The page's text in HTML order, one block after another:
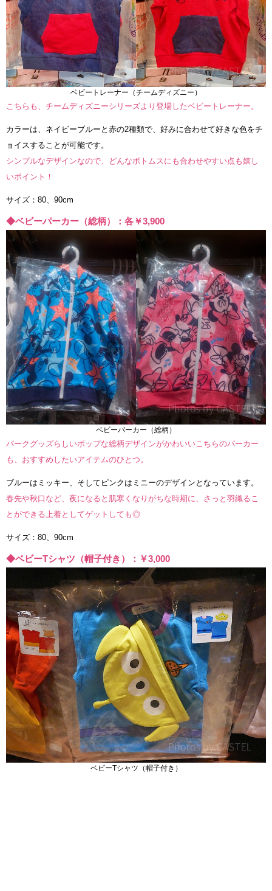
ベビートレーナー（チームディズニー）
こちらも、チームディズニーシリーズより登場したベビートレーナー。
カラーは、ネイビーブルーと赤の2種類で、好みに合わせて好きな色をチ
ョイスすることが可能です。
シンプルなデザインなので、どんなボトムスにも合わせやすい点も嬉し
いポイント！
サイズ：80、90cm
◆ベビーパーカー（総柄）：各￥3,900
ベビーパーカー（総柄）
パークグッズらしいポップな総柄デザインがかわいいこちらのパーカー
も、おすすめしたいアイテムのひとつ。
ブルーはミッキー、そしてピンクはミニーのデザインとなっています。
春先や秋口など、夜になると肌寒くなりがちな時期に、さっと羽織るこ
とができる上着としてゲットしても◎
サイズ：80、90cm
◆ベビーTシャツ（帽子付き）：￥3,000
ベビーTシャツ（帽子付き）